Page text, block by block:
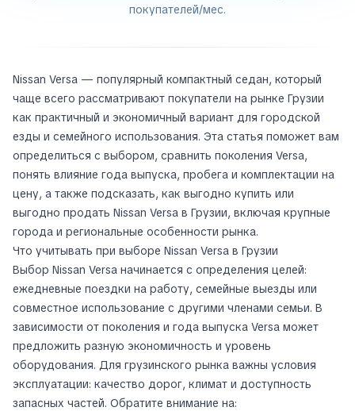
покупателей/мес.
Nissan Versa — популярный компактный седан, который
чаще всего рассматривают покупатели на рынке Грузии
как практичный и экономичный вариант для городской
езды и семейного использования. Эта статья поможет вам
определиться с выбором, сравнить поколения Versa,
понять влияние года выпуска, пробега и комплектации на
цену, а также подсказать, как выгодно купить или
выгодно продать Nissan Versa в Грузии, включая крупные
города и региональные особенности рынка.
Что учитывать при выборе Nissan Versa в Грузии
Выбор Nissan Versa начинается с определения целей:
ежедневные поездки на работу, семейные выезды или
совместное использование с другими членами семьи. В
зависимости от поколения и года выпуска Versa может
предложить разную экономичность и уровень
оборудования. Для грузинского рынка важны условия
эксплуатации: качество дорог, климат и доступность
запасных частей. Обратите внимание на: